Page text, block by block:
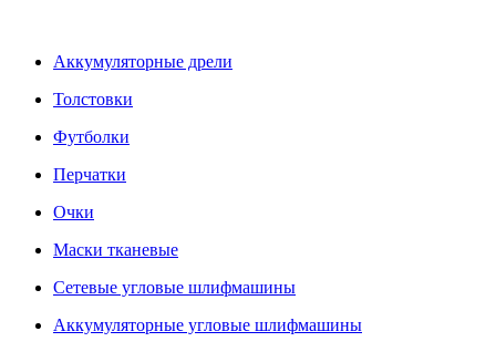
Аккумуляторные дрели
Толстовки
Футболки
Перчатки
Очки
Маски тканевые
Сетевые угловые шлифмашины
Аккумуляторные угловые шлифмашины